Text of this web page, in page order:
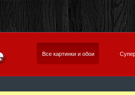
Все картинки и обои